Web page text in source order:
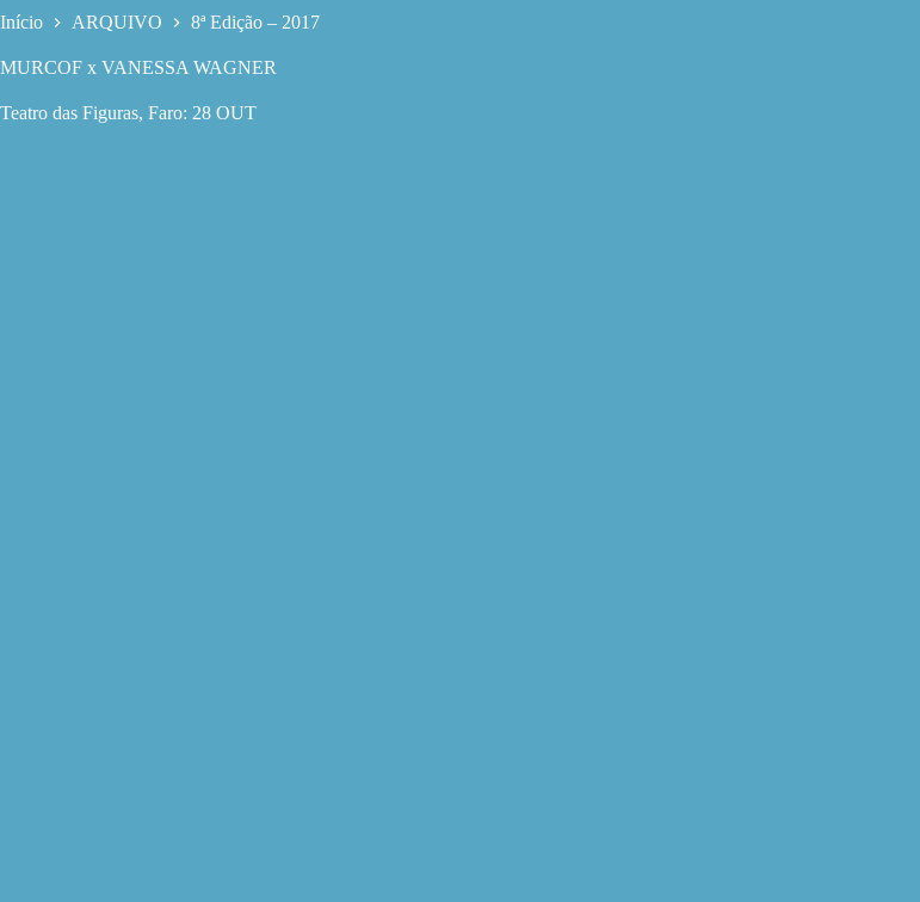
Início ARQUIVO 8ª Edição – 2017
MURCOF x VANESSA WAGNER
Teatro das Figuras, Faro: 28 OUT